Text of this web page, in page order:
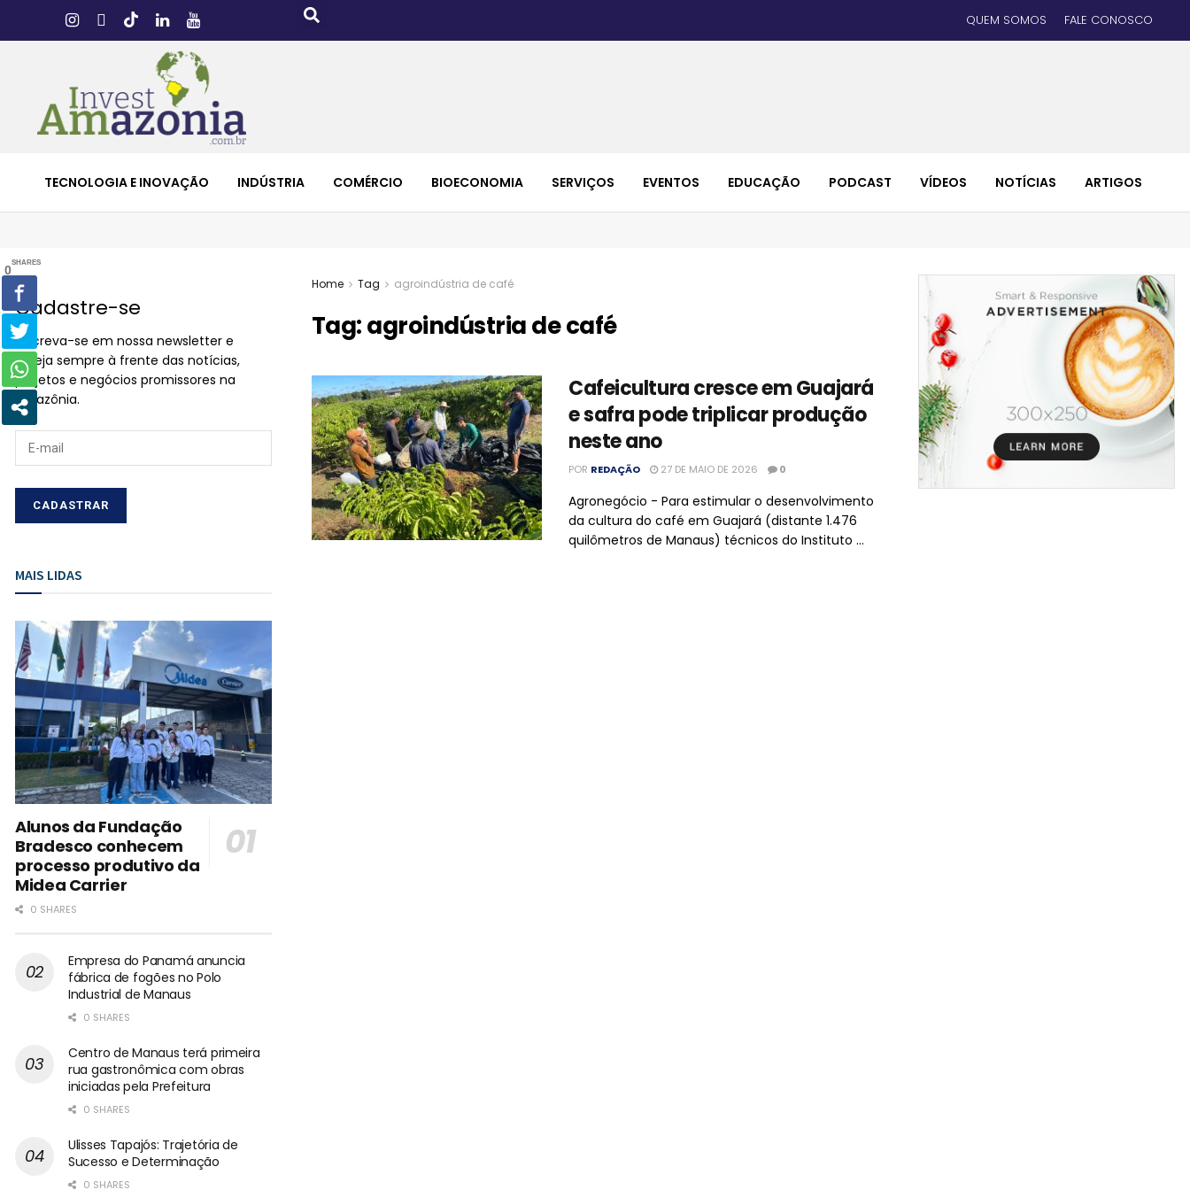
QUEM SOMOS FALE CONOSCO
TECNOLOGIA E INOVAÇÃO INDÚSTRIA COMÉRCIO BIOECONOMIA SERVIÇOS EVENTOS EDUCAÇÃO PODCAST VÍDEOS NOTÍCIAS ARTIGOS
Home Tag agroindústria de café
Tag:agroindústria de café
Cafeicultura cresce em Guajará
e safra pode triplicar produção
neste ano
POR REDAÇÃO 27 DE MAIO DE 2026 0
Agronegócio - Para estimular o desenvolvimento
da cultura do café em Guajará (distante 1.476
quilômetros de Manaus) técnicos do Instituto ...
Cadastre-se
Inscreva-se em nossa newsletter e
esteja sempre à frente das notícias,
projetos e negócios promissores na
Amazônia.
MAIS LIDAS
Alunos da Fundação
Bradesco conhecem
processo produtivo da
Midea Carrier
0 SHARES
Empresa do Panamá anuncia
fábrica de fogões no Polo
Industrial de Manaus
0 SHARES
Centro de Manaus terá primeira
rua gastronômica com obras
iniciadas pela Prefeitura
0 SHARES
Ulisses Tapajós: Trajetória de
Sucesso e Determinação
0 SHARES
0
SHARES